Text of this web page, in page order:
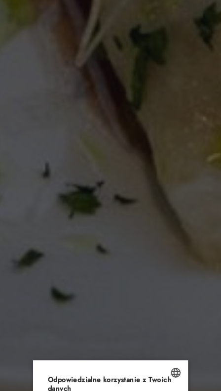
RESTAURACJA
Odpowiedzialne korzystanie z Twoich
danych